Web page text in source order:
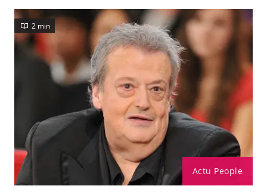
Actu People
2 min